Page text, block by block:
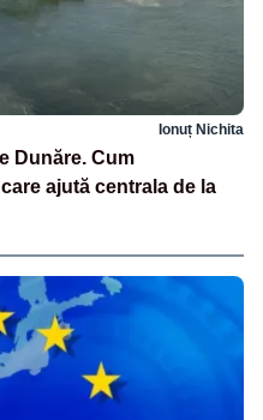
Ionuț Nichita
Dunăre. Cum
ajută centrala de la